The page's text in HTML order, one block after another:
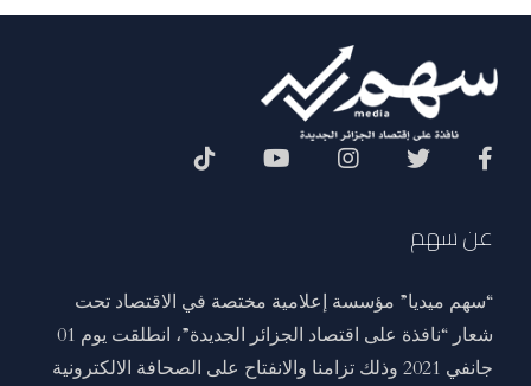
عن سهم
“سهم ميديا” مؤسسة إعلامية مختصة في الاقتصاد تحت
شعار “نافذة على اقتصاد الجزائر الجديدة”، انطلقت يوم 01
جانفي 2021 وذلك تزامنا والانفتاح على الصحافة الالكترونية